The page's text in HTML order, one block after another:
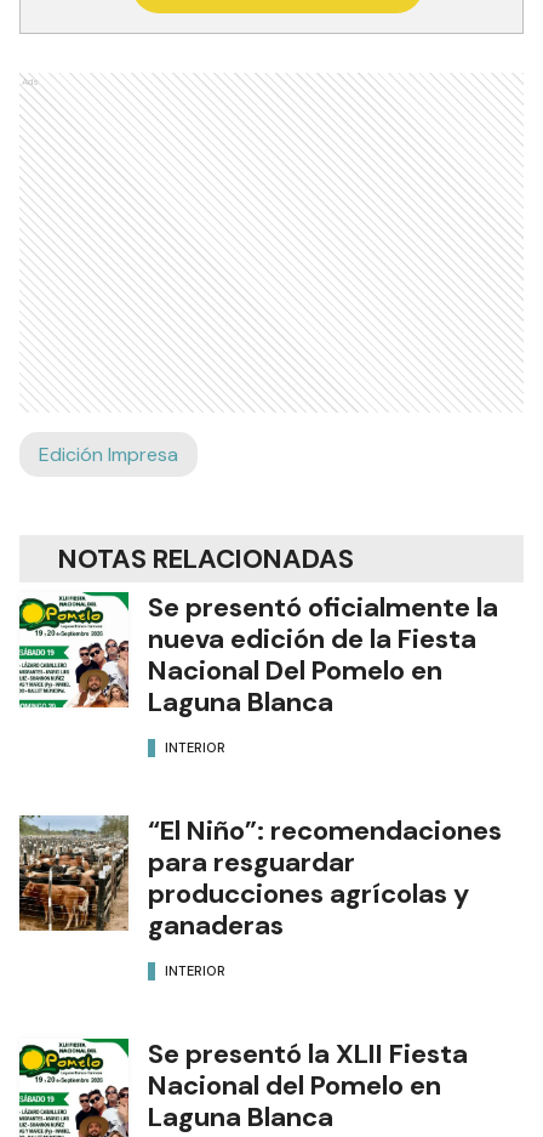
Ads
Edición Impresa
NOTAS RELACIONADAS
Se presentó oficialmente la
nueva edición de la Fiesta
Nacional Del Pomelo en
Laguna Blanca
INTERIOR
“El Niño”: recomendaciones
para resguardar
producciones agrícolas y
ganaderas
INTERIOR
Se presentó la XLII Fiesta
Nacional del Pomelo en
Laguna Blanca